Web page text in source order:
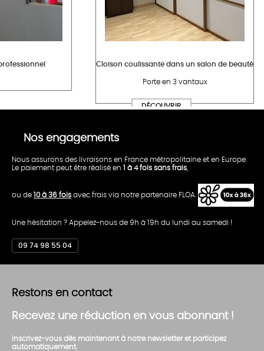
Cloison coulissante dans un salon de beauté
Porte en 3 vantaux
Nos engagements
Nous assurons des livraisons en France métropolitaine et en Europe.
Le paiement peut être réalisé en
1 à 4 fois sans frais
ou de 10 à 36 fois avec frais via notre partenaire FLOA.
Une hésitation ? Appelez-nous de 9h à 19h du lundi au samedi !
09 74 98 55 04
Restons en contact
Recevez une réduction en vous abonnant !
Inscrivez-vous dès maintenant à notre newsletter et participez
automatiquement.